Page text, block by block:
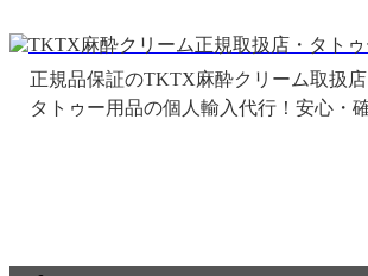
正規品保証のTKTX麻酔クリーム取扱店